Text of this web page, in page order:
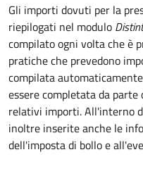
Gli importi dovuti per la
riepilogati nel modulo
compilato ogni volta che è
pratiche che prevedono
compilata
essere completata da
relativi importi.All'interno
inoltre inserite anche le
dell'imposta di bollo e